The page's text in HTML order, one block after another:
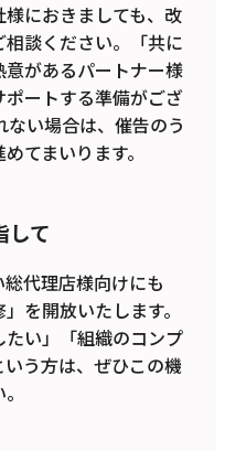
におきましても、改
談ください。「共に
があるパートナー様
ートする準備がござ
い場合は、催告のう
てまいります。
して
代理店様向けにも
を開放いたします。
たい」「組織のコンプ
う方は、ぜひこの機